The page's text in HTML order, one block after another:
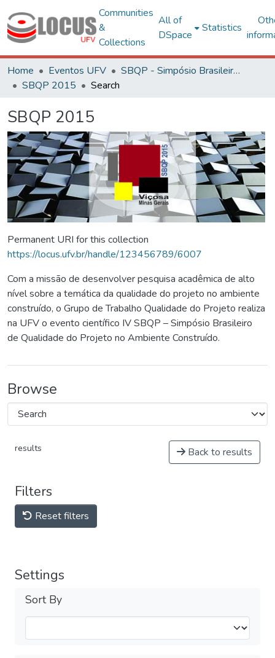
Communities
&
Collections
All of
DSpace
Statistics
Home Eventos UFV
SBQP - Simpósio Brasileiro de Qualidade do Projeto no Ambiente Construído
SBQP 2015
Search
SBQP 2015
Permanent URI for this collection
https://locus.ufv.br/handle/123456789/6007
Com a missão de desenvolver pesquisa acadêmica de alto
nível sobre a temática da qualidade do projeto no ambiente
construído, o Grupo de Trabalho Qualidade do Projeto realiza
na UFV o evento científico IV SBQP – Simpósio Brasileiro
de Qualidade do Projeto no Ambiente Construído.
Browse
results Back to results
Filters
Reset filters
Settings
Sort By